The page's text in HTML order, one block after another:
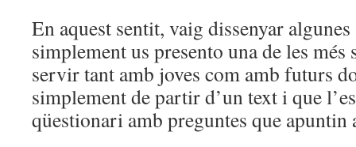
En aquest sentit, vaig dissenyar
simplement us presento una de les més
servir tant amb joves com amb futurs
simplement de partir d’un text i que
qüestionari amb preguntes que apuntin